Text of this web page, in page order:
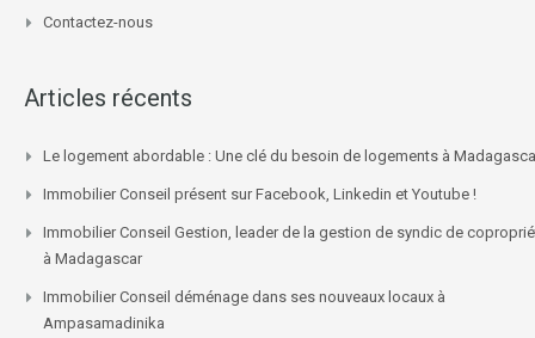
Contactez-nous
Articles récents
Le logement abordable : Une clé du besoin de logements à
Immobilier Conseil présent sur Facebook, Linkedin et Youtube !
Immobilier Conseil Gestion, leader de la gestion de syndic de
à Madagascar
Immobilier Conseil déménage dans ses nouveaux locaux à
Ampasamadinika